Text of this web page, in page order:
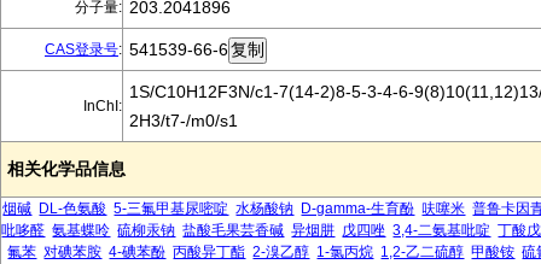
分子量: 203.2041896
CAS登录号: 541539-66-6
InChI:
1S/C10H12F3N/c1-7(14-2)8-5-3-4-6-
2H3/t7-/m0/s1
相关化学品信息
烟碱 DL-色氨酸 5-三氟甲基尿嘧啶 水杨酸钠 D-gamma-生育酚 呋噻米 普鲁卡因
吡哆醛 氨基蝶呤 硫柳汞钠 盐酸毛果芸香碱 异烟肼 戊四唑 3,4-二氨基吡啶 丁酸
氟苯 对碘苯胺 4-碘苯酚 丙酸异丁酯 2-溴乙醇 1-氯丙烷 1,2-乙二硫醇 甲酸铵 硫